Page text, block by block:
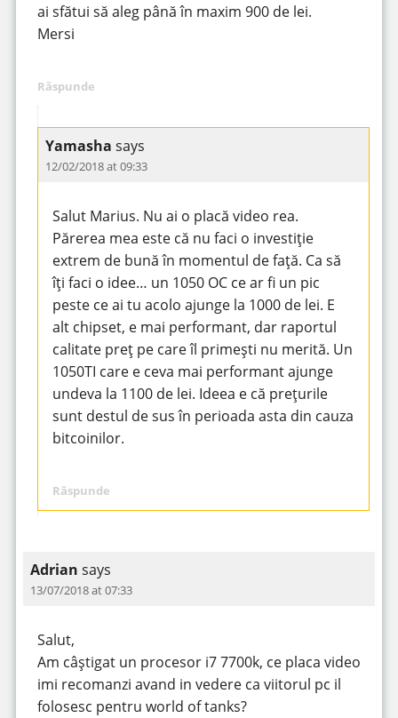
ai sfătui să aleg până în maxim 900 de lei.
Mersi
Răspunde
Yamasha says
12/02/2018 at 09:33
Salut Marius. Nu ai o placă video rea.
Părerea mea este că nu faci o investiție
extrem de bună în momentul de față. Ca să
îți faci o idee… un 1050 OC ce ar fi un pic
peste ce ai tu acolo ajunge la 1000 de lei. E
alt chipset, e mai performant, dar raportul
calitate preț pe care îl primești nu merită. Un
1050TI care e ceva mai performant ajunge
undeva la 1100 de lei. Ideea e că prețurile
sunt destul de sus în perioada asta din cauza
bitcoinilor.
Răspunde
Adrian says
13/07/2018 at 07:33
Salut,
Am câștigat un procesor i7 7700k, ce placa video
imi recomanzi avand in vedere ca viitorul pc il
folosesc pentru world of tanks?